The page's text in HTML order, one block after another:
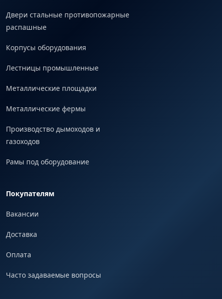
Двери стальные противопожарные
распашные
Корпусы оборудования
Лестницы промышленные
Металлические площадки
Металлические фермы
Производство дымоходов и
газоходов
Рамы под оборудование
Покупателям
Вакансии
Доставка
Оплата
Часто задаваемые вопросы